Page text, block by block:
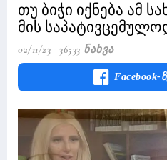
თუ ბიჭი იქნება ამ
მის
02/11/23 36533 Ნახვა
Facebook-